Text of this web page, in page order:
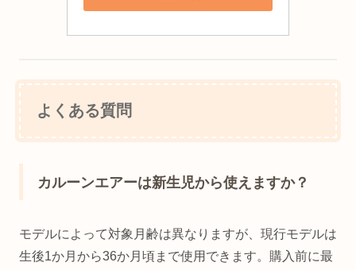
よくある質問
カルーンエアーは新生児から使えますか？
モデルによって対象月齢は異なりますが、現行モデルは
生後1か月から36か月頃まで使用できます。購入前に最